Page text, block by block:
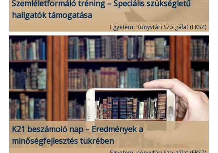
Szemléletformáló tréning – Speciális szükségletű
hallgatók támogatása
Egyetemi Könyvtári Szolgálat (EKSZ)
K21 beszámoló nap – Eredmények a
minőségfejlesztés tükrében